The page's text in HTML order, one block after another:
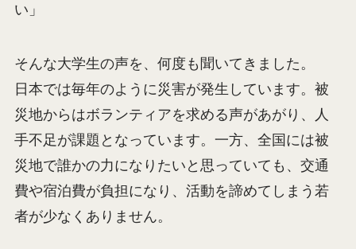
い」
そんな大学生の声を、何度も聞いてきました。
日本では毎年のように災害が発生しています。被
災地からはボランティアを求める声があがり、人
手不足が課題となっています。一方、全国には被
災地で誰かの力になりたいと思っていても、交通
費や宿泊費が負担になり、活動を諦めてしまう若
者が少なくありません。